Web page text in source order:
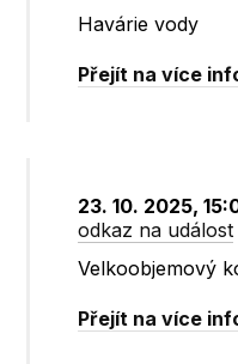
Havárie vody
Přejít na více
23. 10. 2025,
odkaz na událost
Velkoobjemový
Přejít na více